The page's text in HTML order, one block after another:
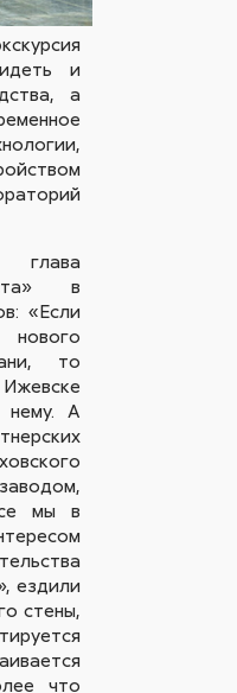
и
а
в
«Если
то
нему. А
мы в
ездили
стены,
что